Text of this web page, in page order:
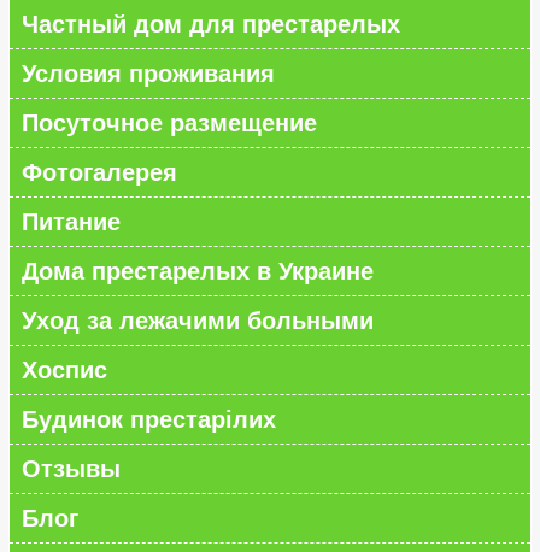
Частный дом для престарелых
Условия проживания
Посуточное размещение
Фотогалерея
Питание
Дома престарелых в Украине
Уход за лежачими больными
Хоспис
Будинок престарілих
Отзывы
Блог